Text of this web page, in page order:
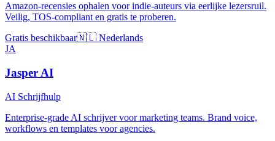
Amazon-recensies ophalen voor indie-auteurs via eerlijke lezersruil.
Veilig, TOS-compliant en gratis te proberen.
Gratis beschikbaar🇳🇱 Nederlands
JA
Jasper AI
AI Schrijfhulp
Enterprise-grade AI schrijver voor marketing teams. Brand voice,
workflows en templates voor agencies.